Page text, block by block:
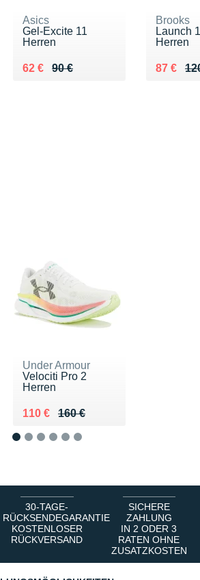
Asics
Gel-Excite 11
Herren
90 €
Au lieu de 90 €
62 €
Vendu 62 €
Brooks
Launch
Herren
Au lieu
87 €
Vendu
Under Armour
Velociti Pro 2
Herren
160 €
Au lieu de 160 €
110 €
Vendu 110 €
30-TAGE-
RÜCKSENDEGARANTIE
KOSTENLOSER
RÜCKVERSAND
SICHERE
ZAHLUNG
IN 2 ODER 3
RATEN OHNE
ZUSATZKOSTEN